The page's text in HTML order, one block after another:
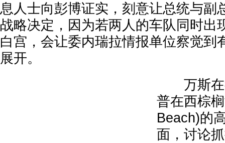
息人士向彭博证实，刻意让总统与副
战略决定，因为若两人的车队同时出
白宫，会让委内瑞拉情报单位察觉到
展开。
万斯在
普在西棕
Beach)的
面，讨论